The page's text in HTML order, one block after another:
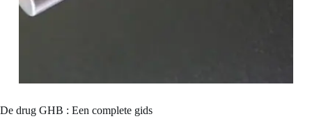
De drug GHB : Een complete gids